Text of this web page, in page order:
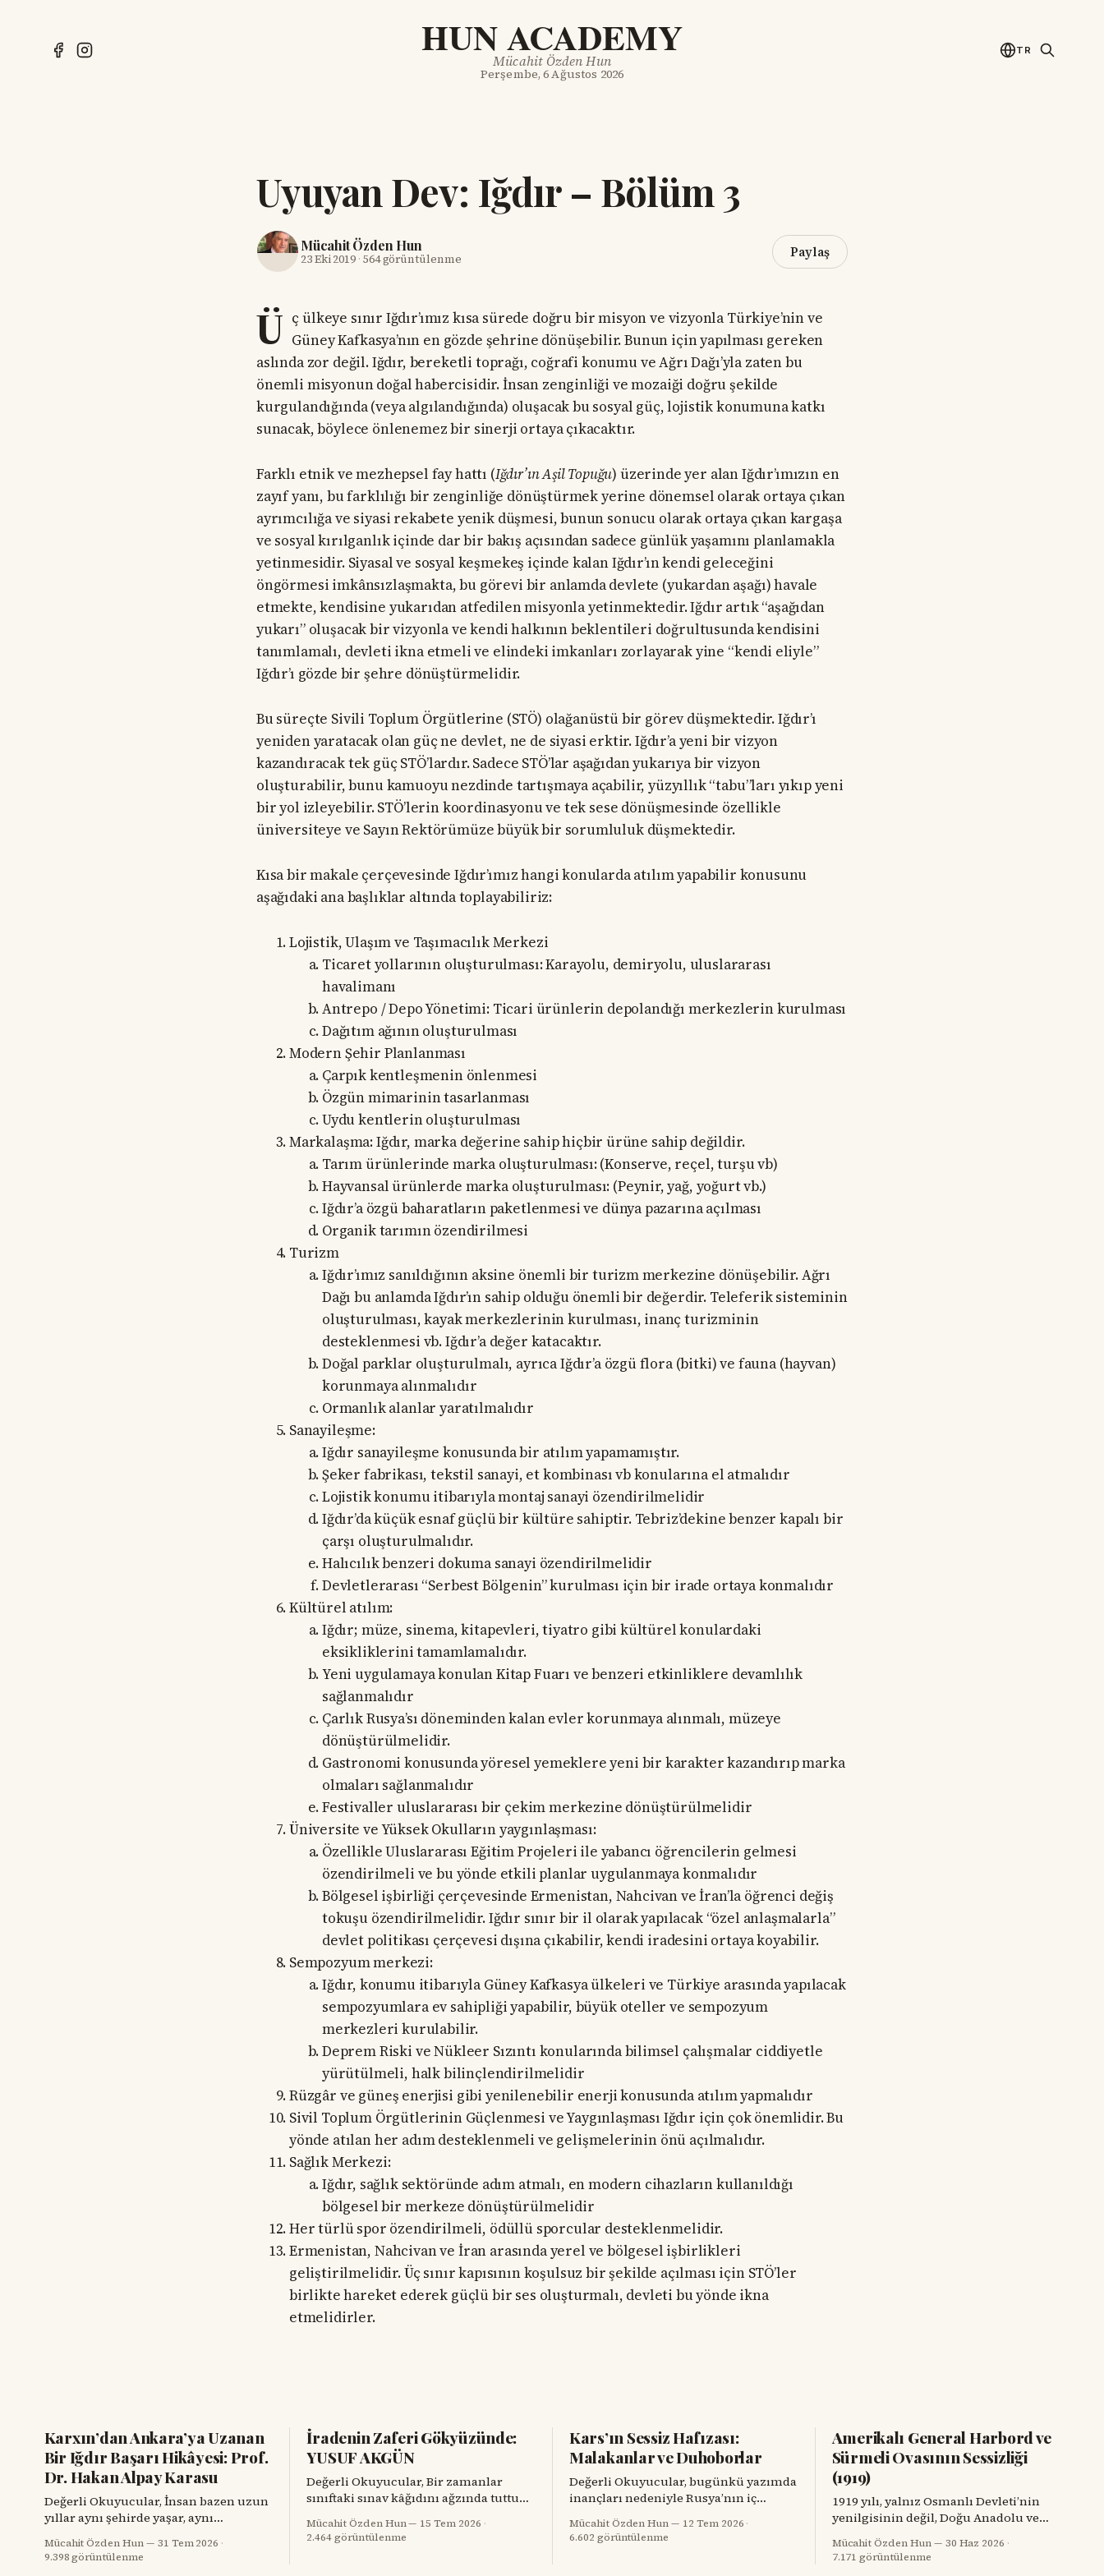
HUN ACADEMY
Mücahit Özden Hun
Perşembe, 6 Ağustos 2026
TR
Uyuyan Dev: Iğdır – Bölüm 3
Mücahit Özden Hun
23 Eki 2019 · 564 görüntülenme Paylaş
Ü ç ülkeye sınır Iğdır’ımız kısa sürede doğru bir misyon ve vizyonla Türkiye’nin ve
Güney Kafkasya’nın en gözde şehrine dönüşebilir. Bunun için yapılması gereken
aslında zor değil. Iğdır, bereketli toprağı, coğrafi konumu ve Ağrı Dağı’yla zaten bu
önemli misyonun doğal habercisidir. İnsan zenginliği ve mozaiği doğru şekilde
kurgulandığında (veya algılandığında) oluşacak bu sosyal güç, lojistik konumuna katkı
sunacak, böylece önlenemez bir sinerji ortaya çıkacaktır.
Farklı etnik ve mezhepsel fay hattı (Iğdır’ın Aşil Topuğu) üzerinde yer alan Iğdır’ımızın en
zayıf yanı, bu farklılığı bir zenginliğe dönüştürmek yerine dönemsel olarak ortaya çıkan
ayrımcılığa ve siyasi rekabete yenik düşmesi, bunun sonucu olarak ortaya çıkan kargaşa
ve sosyal kırılganlık içinde dar bir bakış açısından sadece günlük yaşamını planlamakla
yetinmesidir. Siyasal ve sosyal keşmekeş içinde kalan Iğdır’ın kendi geleceğini
öngörmesi imkânsızlaşmakta, bu görevi bir anlamda devlete (yukardan aşağı) havale
etmekte, kendisine yukarıdan atfedilen misyonla yetinmektedir. Iğdır artık “aşağıdan
yukarı” oluşacak bir vizyonla ve kendi halkının beklentileri doğrultusunda kendisini
tanımlamalı, devleti ikna etmeli ve elindeki imkanları zorlayarak yine “kendi eliyle”
Iğdır’ı gözde bir şehre dönüştürmelidir.
Bu süreçte Sivili Toplum Örgütlerine (STÖ) olağanüstü bir görev düşmektedir. Iğdır’ı
yeniden yaratacak olan güç ne devlet, ne de siyasi erktir. Iğdır’a yeni bir vizyon
kazandıracak tek güç STÖ’lardır. Sadece STÖ’lar aşağıdan yukarıya bir vizyon
oluşturabilir, bunu kamuoyu nezdinde tartışmaya açabilir, yüzyıllık “tabu”ları yıkıp yeni
bir yol izleyebilir. STÖ’lerin koordinasyonu ve tek sese dönüşmesinde özellikle
üniversiteye ve Sayın Rektörümüze büyük bir sorumluluk düşmektedir.
Kısa bir makale çerçevesinde Iğdır’ımız hangi konularda atılım yapabilir konusunu
aşağıdaki ana başlıklar altında toplayabiliriz:
Lojistik, Ulaşım ve Taşımacılık Merkezi
Ticaret yollarının oluşturulması: Karayolu, demiryolu, uluslararası
havalimanı
Antrepo / Depo Yönetimi: Ticari ürünlerin depolandığı merkezlerin kurulması
Dağıtım ağının oluşturulması
Modern Şehir Planlanması
Çarpık kentleşmenin önlenmesi
Özgün mimarinin tasarlanması
Uydu kentlerin oluşturulması
Markalaşma: Iğdır, marka değerine sahip hiçbir ürüne sahip değildir.
Tarım ürünlerinde marka oluşturulması: (Konserve, reçel, turşu vb)
Hayvansal ürünlerde marka oluşturulması: (Peynir, yağ, yoğurt vb.)
Iğdır’a özgü baharatların paketlenmesi ve dünya pazarına açılması
Organik tarımın özendirilmesi
Turizm
Iğdır’ımız sanıldığının aksine önemli bir turizm merkezine dönüşebilir. Ağrı
Dağı bu anlamda Iğdır’ın sahip olduğu önemli bir değerdir. Teleferik sisteminin
oluşturulması, kayak merkezlerinin kurulması, inanç turizminin
desteklenmesi vb. Iğdır’a değer katacaktır.
Doğal parklar oluşturulmalı, ayrıca Iğdır’a özgü flora (bitki) ve fauna (hayvan)
korunmaya alınmalıdır
Ormanlık alanlar yaratılmalıdır
Sanayileşme:
Iğdır sanayileşme konusunda bir atılım yapamamıştır.
Şeker fabrikası, tekstil sanayi, et kombinası vb konularına el atmalıdır
Lojistik konumu itibarıyla montaj sanayi özendirilmelidir
Iğdır’da küçük esnaf güçlü bir kültüre sahiptir. Tebriz’dekine benzer kapalı bir
çarşı oluşturulmalıdır.
Halıcılık benzeri dokuma sanayi özendirilmelidir
Devletlerarası “Serbest Bölgenin” kurulması için bir irade ortaya konmalıdır
Kültürel atılım:
Iğdır; müze, sinema, kitapevleri, tiyatro gibi kültürel konulardaki
eksikliklerini tamamlamalıdır.
Yeni uygulamaya konulan Kitap Fuarı ve benzeri etkinliklere devamlılık
sağlanmalıdır
Çarlık Rusya’sı döneminden kalan evler korunmaya alınmalı, müzeye
dönüştürülmelidir.
Gastronomi konusunda yöresel yemeklere yeni bir karakter kazandırıp marka
olmaları sağlanmalıdır
Festivaller uluslararası bir çekim merkezine dönüştürülmelidir
Üniversite ve Yüksek Okulların yaygınlaşması:
Özellikle Uluslararası Eğitim Projeleri ile yabancı öğrencilerin gelmesi
özendirilmeli ve bu yönde etkili planlar uygulanmaya konmalıdır
Bölgesel işbirliği çerçevesinde Ermenistan, Nahcivan ve İran’la öğrenci değiş
tokuşu özendirilmelidir. Iğdır sınır bir il olarak yapılacak “özel anlaşmalarla”
devlet politikası çerçevesi dışına çıkabilir, kendi iradesini ortaya koyabilir.
Sempozyum merkezi:
Iğdır, konumu itibarıyla Güney Kafkasya ülkeleri ve Türkiye arasında yapılacak
sempozyumlara ev sahipliği yapabilir, büyük oteller ve sempozyum
merkezleri kurulabilir.
Deprem Riski ve Nükleer Sızıntı konularında bilimsel çalışmalar ciddiyetle
yürütülmeli, halk bilinçlendirilmelidir
Rüzgâr ve güneş enerjisi gibi yenilenebilir enerji konusunda atılım yapmalıdır
Sivil Toplum Örgütlerinin Güçlenmesi ve Yaygınlaşması Iğdır için çok önemlidir. Bu
yönde atılan her adım desteklenmeli ve gelişmelerinin önü açılmalıdır.
Sağlık Merkezi:
Iğdır, sağlık sektöründe adım atmalı, en modern cihazların kullanıldığı
bölgesel bir merkeze dönüştürülmelidir
Her türlü spor özendirilmeli, ödüllü sporcular desteklenmelidir.
Ermenistan, Nahcivan ve İran arasında yerel ve bölgesel işbirlikleri
geliştirilmelidir. Üç sınır kapısının koşulsuz bir şekilde açılması için STÖ’ler
birlikte hareket ederek güçlü bir ses oluşturmalı, devleti bu yönde ikna
etmelidirler.
Karxın’dan Ankara’ya Uzanan
Bir Iğdır Başarı Hikâyesi: Prof.
Dr. Hakan Alpay Karasu
Değerli Okuyucular, İnsan bazen uzun
yıllar aynı şehirde yaşar, aynı
çevrelerde bulunur; buna rağmen yanı
başındaki değerli bir hemşehrisini
tanımak için bir tesadüfü beklemek
Mücahit Özden Hun 31 Tem 2026 ·
9.398 görüntülenme
İradenin Zaferi Gökyüzünde:
YUSUF AKGÜN
Değerli Okuyucular, Bir zamanlar
sınıftaki sınav kâğıdını ağzında tuttuğu
kalemle dolduran Iğdırlı Yusuf Akgün,
bugün aynı kalemle Türkiye’nin millî
muharip uçağı KAAN’ı çiziyor. Çocuk
Mücahit Özden Hun 15 Tem 2026 ·
2.464 görüntülenme
Kars’ın Sessiz Hafızası:
Malakanlar ve Duhoborlar
Değerli Okuyucular, bugünkü yazımda
inançları nedeniyle Rusya’nın iç
bölgelerinden uzaklaştırılan, Kars’ta
köyler kurup toprağa kök salan ve
tarihin başka bir döneminde yeniden
Mücahit Özden Hun 12 Tem 2026 ·
6.602 görüntülenme
Amerikalı General Harbord ve
Sürmeli Ovasının Sessizliği
(1919)
1919 yılı, yalnız Osmanlı Devleti’nin
yenilgisinin değil, Doğu Anadolu ve
Kafkasya’da sınırların, hafızaların ve
komşulukların parçalandığı bir yıldı.
Savaş bitmiş görünüyordu; fakat
Mücahit Özden Hun 30 Haz 2026 ·
7.171 görüntülenme